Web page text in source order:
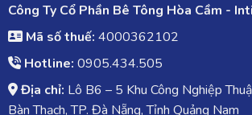
Công Ty Cổ Phần Bê Tông Hòa Cầm -
Mã số thuế: 4000362102
Hotline: 0905.434.505
Địa chỉ: Lô B6 – 5 Khu Công Nghiệp
Bàn Thạch, TP. Đà Nẵng, Tỉnh Quảng Nam